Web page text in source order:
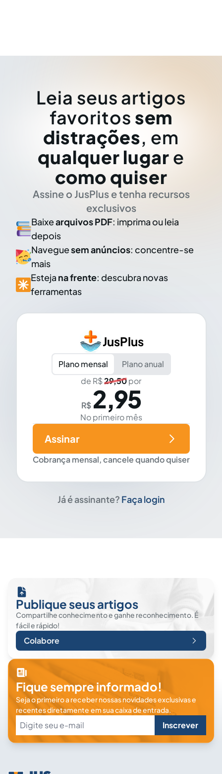
Leia seus artigos
favoritos sem
distrações, em
qualquer lugar e
como quiser
Assine o JusPlus e tenha recursos
exclusivos
Baixearquivos PDF: imprima ou leia
depois
Naveguesem anúncios: concentre-se
mais
Esteja na frente: descubra novas
ferramentas
JusPlus
Plano mensal
Plano anual
de R$29,50por
R$ 2,95
No primeiro mês
Cobrança mensal, cancele quando quiser
Assinar
Já é assinante? Faça login
Publique seus artigos
Compartilhe conhecimento e ganhe reconhecimento. É
fácil e rápido!
Colabore
Fique sempre informado!
Seja o primeiro a receber nossas novidades exclusivas e
recentes diretamente em sua caixa de entrada.
Inscrever